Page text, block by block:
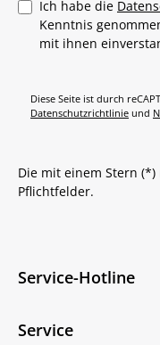
Ich habe die
Kenntnis
mit ihnen
Diese Seite ist durch
Datenschutzrichtlinie und
Die mit einem Stern
Pflichtfelder.
Service-Hotline
Service